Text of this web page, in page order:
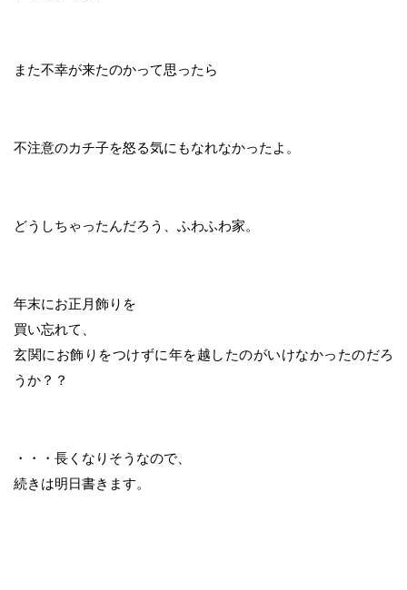
また不幸が来たのかって思ったら
不注意のカチ子を怒る気にもなれなかったよ。
どうしちゃったんだろう、ふわふわ家。
年末にお正月飾りを
買い忘れて、
玄関にお飾りをつけずに年を越したのがいけなかったのだろ
うか？？
・・・長くなりそうなので、
続きは明日書きます。